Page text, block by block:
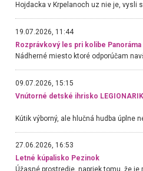
19.07.2026, 11:44
Rozprávkový les pri kolibe Panoráma
09.07.2026, 15:15
Vnútorné detské ihrisko
27.06.2026, 16:53
Letné kúpalisko Pezinok